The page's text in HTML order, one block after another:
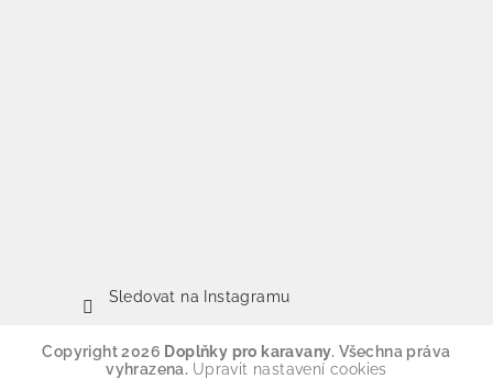
Sledovat na Instagramu
Copyright 2026 Doplňky pro karavany. Všechna práva
vyhrazena. Upravit nastavení cookies